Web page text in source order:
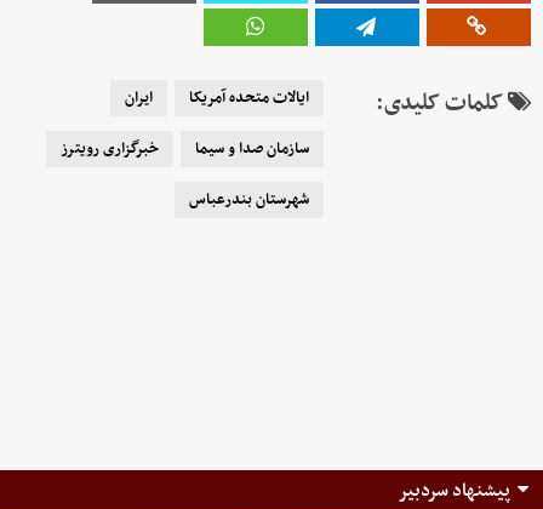
کلمات کلیدی: ایالات متحده آمریکا
ایران
سازمان صدا و سیما
خبرگزاری رویترز
شهرستان بندرعباس
پیشنهاد سردبیر